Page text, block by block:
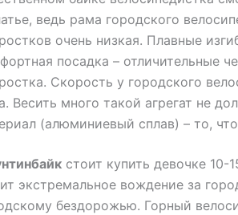
ведь рама городского
очень низкая. Плавные
посадка – отличительные
Скорость у городского
Весить много такой агрегат не
(алюминиевый сплав) – то,
стоит купить девочке 10-
экстремальное вождение за
бездорожью. Горный